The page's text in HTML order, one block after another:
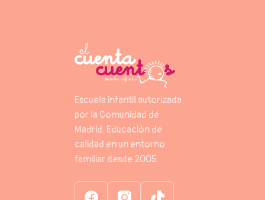
Escuela infantil autorizada
por la Comunidad de
Madrid. Educación de
calidad en un entorno
familiar desde 2005.